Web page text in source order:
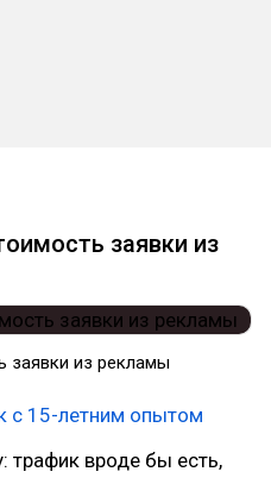
заявки из
заявки из рекламы
с 15-летним опытом
трафик вроде бы есть,